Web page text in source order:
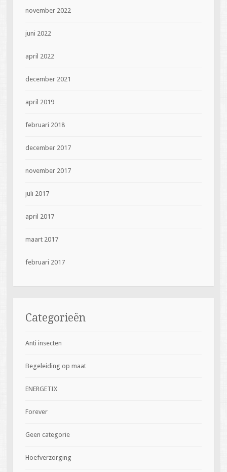
november 2022
juni 2022
april 2022
december 2021
april 2019
februari 2018
december 2017
november 2017
juli 2017
april 2017
maart 2017
februari 2017
Categorieën
Anti insecten
Begeleiding op maat
ENERGETIX
Forever
Geen categorie
Hoefverzorging